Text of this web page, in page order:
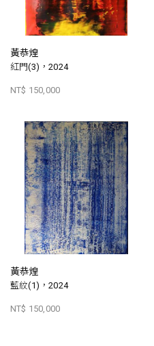
黃恭煌
紅門(3)，2024
NT$ 150,000
黃恭煌
藍紋(1)，2024
NT$ 150,000